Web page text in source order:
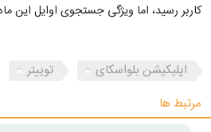
کاربر رسید، اما ویژگی جستجوی اوایل این
اپلیکیشن بلواسکای
توییتر
مرتبط ها